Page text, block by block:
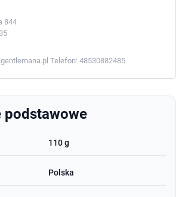
844
Telefon: 48530882485
podstawowe
110 g
Polska